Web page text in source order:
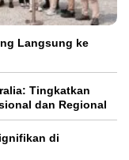
Langsung ke
Tingkatkan
dan Regional
di